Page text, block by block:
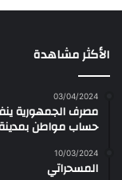
الأكثر مشاهدة
03/04/2024
مصرف الجمهورية
حساب مواطن
10/03/2024
المسحراتي